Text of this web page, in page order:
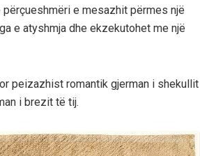
e mesazhit përmes një
e atyshmja dhe ekzekutohet me një
peizazhist romantik gjerman i shekullit
i brezit të tij.